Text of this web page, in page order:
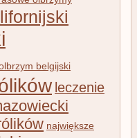
belgijski
leczenie
największe